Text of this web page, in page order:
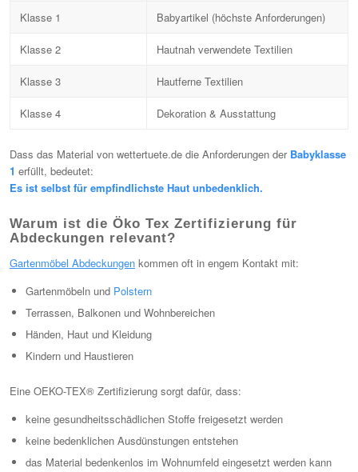
Klasse 1 Babyartikel (höchste Anforderungen)
Klasse 2 Hautnah verwendete Textilien
Klasse 3 Hautferne Textilien
Klasse 4 Dekoration & Ausstattung
Dass das Material von wettertuete.de die Anforderungen der Babyklasse
1 erfüllt, bedeutet:
Es ist selbst für empfindlichste Haut unbedenklich.
Warum ist die Öko Tex Zertifizierung für
Abdeckungen relevant?
Gartenmöbel Abdeckungen kommen oft in engem Kontakt mit:
Gartenmöbeln und Polstern
Terrassen, Balkonen und Wohnbereichen
Händen, Haut und Kleidung
Kindern und Haustieren
Eine OEKO-TEX® Zertifizierung sorgt dafür, dass:
keine gesundheitsschädlichen Stoffe freigesetzt werden
keine bedenklichen Ausdünstungen entstehen
das Material bedenkenlos im Wohnumfeld eingesetzt werden kann